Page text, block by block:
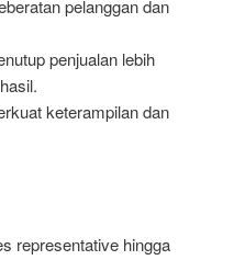
pelanggan dan
penjualan lebih
keterampilan dan
representative hingga